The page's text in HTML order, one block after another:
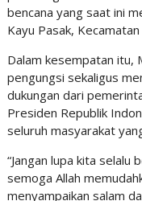
bencana yang saat ini
Kayu Pasak,
Dalam kesempatan itu,
pengungsi sekaligus
dukungan dari
Presiden Republik
seluruh masyarakat
“Jangan lupa kita selalu
semoga Allah
menyampaikan salam